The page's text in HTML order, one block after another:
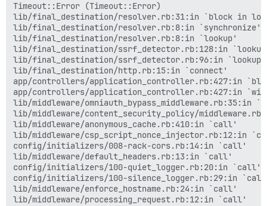
Timeout::Error (Timeout::Error)
lib/final_destination/resolver.rb:31:in `block in
lib/final_destination/resolver.rb:8:in `synchronize'
lib/final_destination/resolver.rb:8:in `lookup'
lib/final_destination/ssrf_detector.rb:128:in
lib/final_destination/ssrf_detector.rb:96:in
lib/final_destination/http.rb:15:in `connect'
app/controllers/application_controller.rb:427:in
app/controllers/application_controller.rb:427:in
lib/middleware/omniauth_bypass_middleware.rb:35:in
lib/middleware/content_security_policy/
lib/middleware/anonymous_cache.rb:410:in `call'
lib/middleware/csp_script_nonce_injector.rb:12:in
config/initializers/008-rack-cors.rb:14:in `call'
lib/middleware/default_headers.rb:13:in `call'
config/initializers/100-quiet_logger.rb:20:in `call'
config/initializers/100-silence_logger.rb:29:in
lib/middleware/enforce_hostname.rb:24:in `call'
lib/middleware/processing_request.rb:12:in `call'